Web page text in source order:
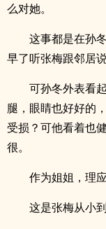
么对她。
这事都是在孙
早了听张梅跟邻居
可孙冬外表看
腿，眼睛也好好的
受损？可他看着也
很。
作为姐姐，理
这是张梅从小